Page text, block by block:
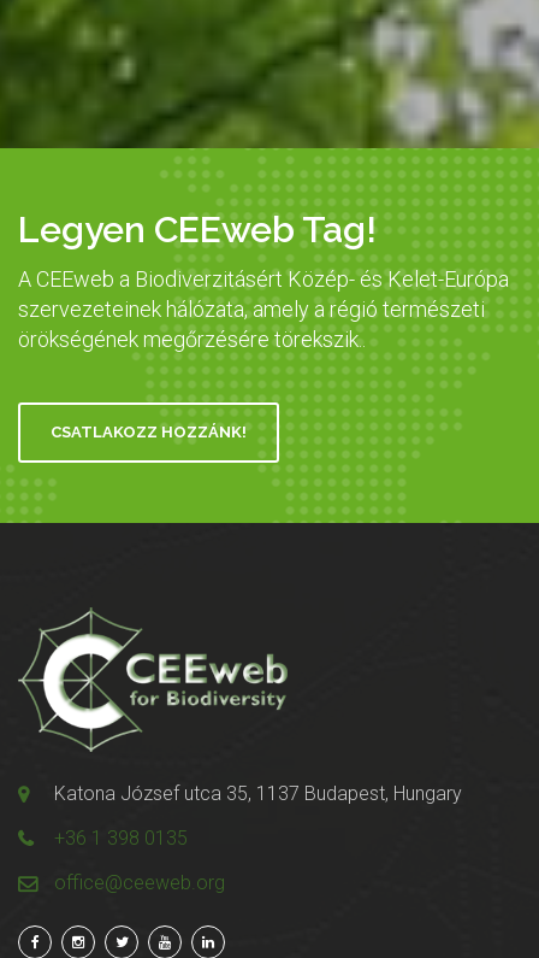
Legyen CEEweb Tag!
A CEEweb a Biodiverzitásért Közép- és Kelet-Európa
szervezeteinek hálózata, amely a régió természeti
örökségének megőrzésére törekszik..
CSATLAKOZZ HOZZÁNK!
Katona József utca 35, 1137 Budapest, Hungary
+36 1 398 0135
office@ceeweb.org